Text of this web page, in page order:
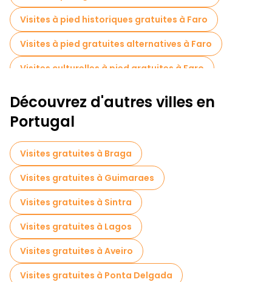
Visites à pied historiques gratuites à Faro
Visites à pied gratuites alternatives à Faro
Visites culturelles à pied gratuites à Faro
Visites à pied gratuites pour les familles à Faro
Tournée des pubs à Faro
Visites autoguidées en Faro
Visites nocturnes gratuites à Faro
Tours à vélo à Faro
Visites gratuites à proximité Arco da Vila
Visites gratuites à proximité Arco do Repouso
Visites gratuites à proximité Faro Marina
Découvrez d'autres villes en
Portugal
Visites gratuites à Braga
Visites gratuites à Guimaraes
Visites gratuites à Sintra
Visites gratuites à Lagos
Visites gratuites à Aveiro
Visites gratuites à Ponta Delgada